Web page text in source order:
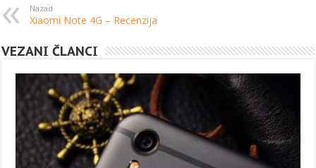
Nazad
Xiaomi Note 4G – Recenzija
VEZANI ČLANCI